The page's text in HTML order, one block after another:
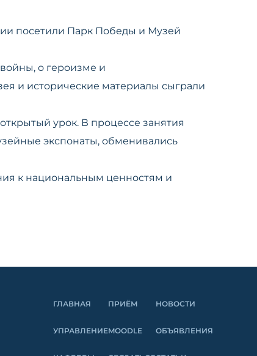
посетили Парк Победы и Музей
о героизме и
и исторические материалы сыграли
урок. В процессе занятия
экспонаты, обменивались
к национальным ценностям и
ГЛАВНАЯ
УПРАВЛЕНИЕ
ПРИЁМ
MOODLE
НОВОСТИ
ОБЪЯВЛЕНИЯ